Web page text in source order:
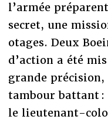
l’armée
secret, une
otages. Deux
d’action a été
grande précision,
tambour battant
le lieutenant-